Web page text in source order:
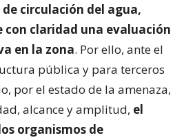
circulación del agua,
con claridad una evaluación
en la zona. Por ello, ante el
pública y para terceros
por el estado de la amenaza,
alcance y amplitud, el
organismos de